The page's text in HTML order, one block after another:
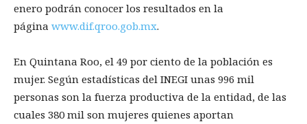
enero podrán conocer los resultados en la
página www.dif.qroo.gob.mx.
En Quintana Roo, el 49 por ciento de la población es
mujer. Según estadísticas del INEGI unas 996 mil
personas son la fuerza productiva de la entidad, de las
cuales 380 mil son mujeres quienes aportan